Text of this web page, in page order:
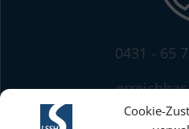
Cookie-
0431 - 65
erreichbar
von 8:00